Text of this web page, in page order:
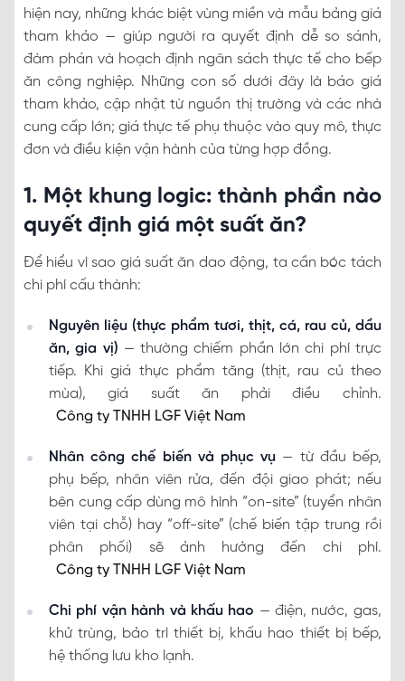
hiện nay, những khác biệt vùng miền và mẫu bảng giá
tham khảo — giúp người ra quyết định dễ so sánh,
đàm phán và hoạch định ngân sách thực tế cho bếp
ăn công nghiệp. Những con số dưới đây là báo giá
tham khảo, cập nhật từ nguồn thị trường và các nhà
cung cấp lớn; giá thực tế phụ thuộc vào quy mô, thực
đơn và điều kiện vận hành của từng hợp đồng.
1. Một khung logic: thành phần nào
quyết định giá một suất ăn?
Để hiểu vì sao giá suất ăn dao động, ta cần bóc tách
chi phí cấu thành:
Nguyên liệu (thực phẩm tươi, thịt, cá, rau củ, dầu
ăn, gia vị) — thường chiếm phần lớn chi phí trực
tiếp. Khi giá thực phẩm tăng (thịt, rau củ theo
mùa), giá suất ăn phải điều chỉnh.
Công ty TNHH LGF Việt Nam
Nhân công chế biến và phục vụ — từ đầu bếp,
phụ bếp, nhân viên rửa, đến đội giao phát; nếu
bên cung cấp dùng mô hình “on-site” (tuyển nhân
viên tại chỗ) hay “off-site” (chế biến tập trung rồi
phân phối) sẽ ảnh hưởng đến chi phí.
Công ty TNHH LGF Việt Nam
Chi phí vận hành và khấu hao — điện, nước, gas,
khử trùng, bảo trì thiết bị, khấu hao thiết bị bếp,
hệ thống lưu kho lạnh.